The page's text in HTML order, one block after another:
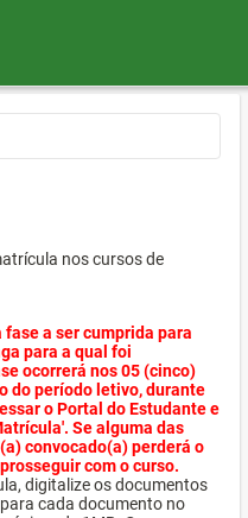
nos cursos de
a ser cumprida para
para a qual foi
ocorrerá nos 05 (cinco)
do período letivo, durante
o Portal do Estudante e
Se alguma das
convocado(a) perderá o
com o curso.
digitalize os documentos
cada documento no